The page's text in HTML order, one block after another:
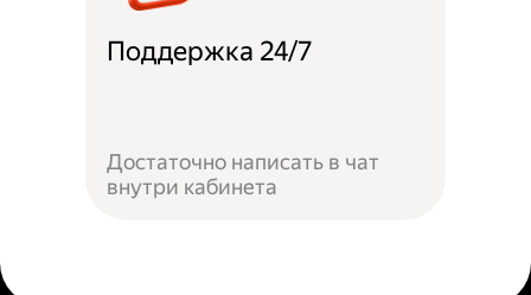
Поддержка 24/7
Достаточно написать в чат
внутри кабинета